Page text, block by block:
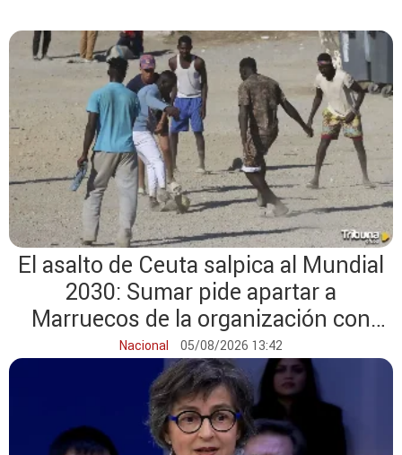
El asalto de Ceuta salpica al Mundial
2030: Sumar pide apartar a
Marruecos de la organización con
España
Nacional 05/08/2026 13:42